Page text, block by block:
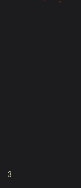
3